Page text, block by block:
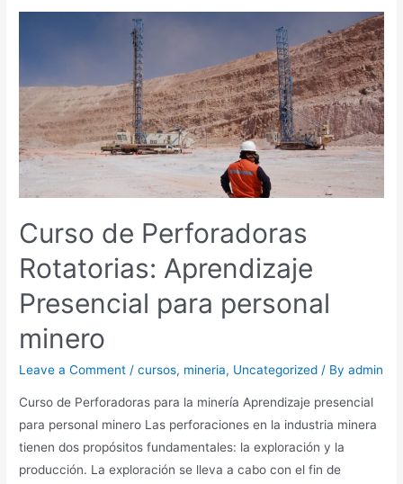
Curso de Perforadoras
Rotatorias: Aprendizaje
Presencial para personal
minero
Leave a Comment /cursos, mineria, Uncategorized / Byadmin
Curso de Perforadoras para la minería Aprendizaje presencial
para personal minero Las perforaciones en la industria minera
tienen dos propósitos fundamentales: la exploración y la
producción. La exploración se lleva a cabo con el fin de